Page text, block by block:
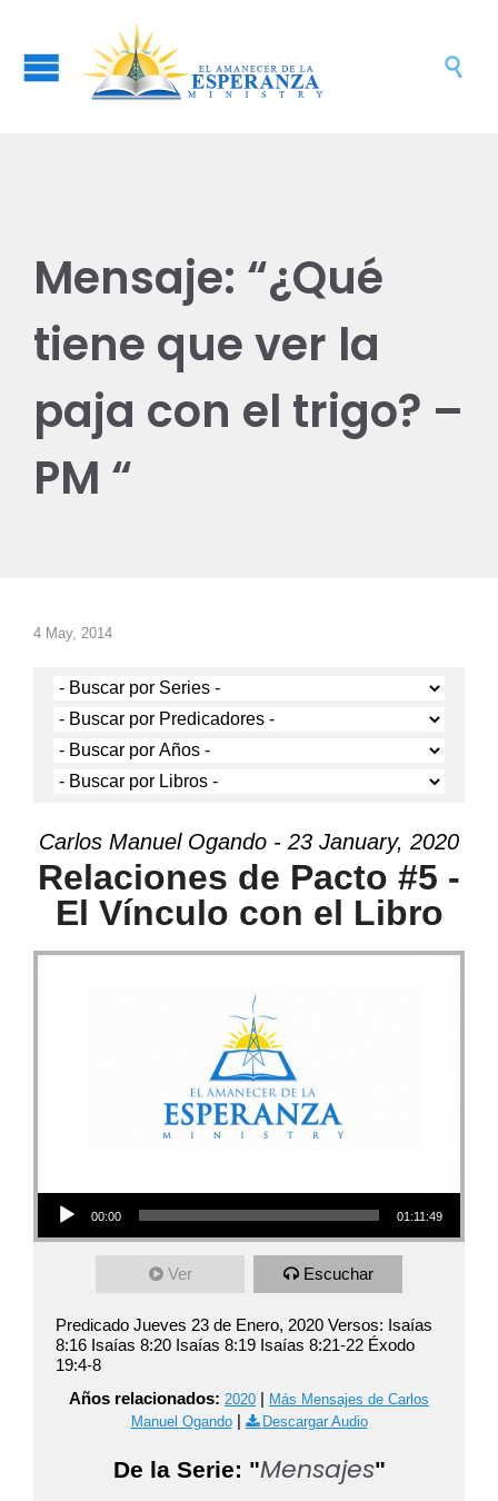

Mensaje: “¿Qué
tiene que ver la
paja con el trigo? –
PM “
4 May, 2014
Carlos Manuel Ogando - 23 January, 2020
Relaciones de Pacto #5 -
El Vínculo con el Libro
Audio Player
00:00 01:11:49
Ver Escuchar
Predicado Jueves 23 de Enero, 2020 Versos: Isaías
8:16 Isaías 8:20 Isaías 8:19 Isaías 8:21-22 Éxodo
19:4-8
Años relacionados: 2020 | Más Mensajes de Carlos
Manuel Ogando| Descargar Audio
De la Serie: "Mensajes"